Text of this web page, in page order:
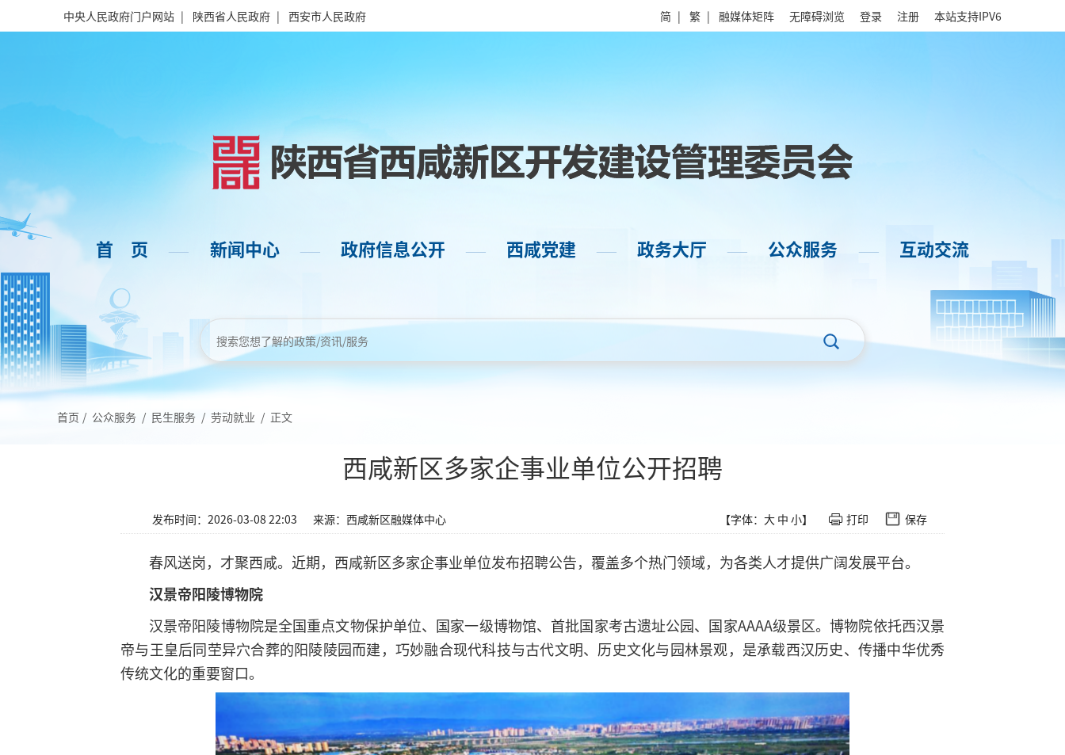
中央人民政府门户网站 | 陕西省人民政府 | 西安市人民政府 简 | 繁 | 融媒体矩阵 无障碍浏览 登录 注册 本站支持IPV6
首 页 —— 新闻中心 —— 政府信息公开 —— 西咸党建 —— 政务大厅 —— 公众服务 —— 互动交流
首页 / 公众服务 / 民生服务 / 劳动就业 / 正文
西咸新区多家企事业单位公开招聘
发布时间：2026-03-08 22:03 来源：西咸新区融媒体中心 【字体： 大 中 小】 打印 保存
春风送岗，才聚西咸。近期，西咸新区多家企事业单位发布招聘公告，覆盖多个热门领域，为各类人才提供广阔发展平台。
汉景帝阳陵博物院
汉景帝阳陵博物院是全国重点文物保护单位、国家一级博物馆、首批国家考古遗址公园、国家AAAA级景区。博物院依托西汉景
帝与王皇后同茔异穴合葬的阳陵陵园而建，巧妙融合现代科技与古代文明、历史文化与园林景观，是承载西汉历史、传播中华优秀
传统文化的重要窗口。